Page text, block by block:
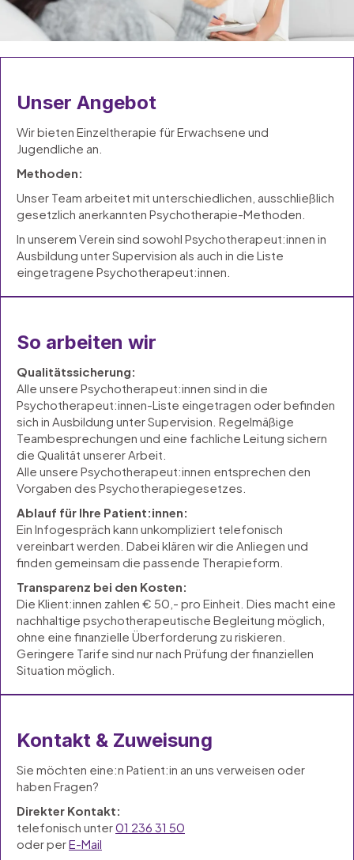
Unser Angebot
Wir bieten Einzeltherapie für Erwachsene und
Jugendliche an.
Methoden:
Unser Team arbeitet mit unterschiedlichen, ausschließlich
gesetzlich anerkannten Psychotherapie-Methoden.
In unserem Verein sind sowohl Psychotherapeut:innen in
Ausbildung unter Supervision als auch in die Liste
eingetragene Psychotherapeut:innen.
So arbeiten wir
Qualitätssicherung:
Alle unsere Psychotherapeut:innen sind in die
Psychotherapeut:innen-Liste eingetragen oder befinden
sich in Ausbildung unter Supervision. Regelmäßige
Teambesprechungen und eine fachliche Leitung sichern
die Qualität unserer Arbeit.
Alle unsere Psychotherapeut:innen entsprechen den
Vorgaben des Psychotherapiegesetzes.
Ablauf für Ihre Patient:innen:
Ein Infogespräch kann unkompliziert telefonisch
vereinbart werden. Dabei klären wir die Anliegen und
finden gemeinsam die passende Therapieform.
Transparenz bei den Kosten:
Die Klient:innen zahlen € 50,- pro Einheit. Dies macht eine
nachhaltige psychotherapeutische Begleitung möglich,
ohne eine finanzielle Überforderung zu riskieren.
Geringere Tarife sind nur nach Prüfung der finanziellen
Situation möglich.
Kontakt & Zuweisung
Sie möchten eine:n Patient:in an uns verweisen oder
haben Fragen?
Direkter Kontakt:
telefonisch unter01 236 31 50
oder perE-Mail